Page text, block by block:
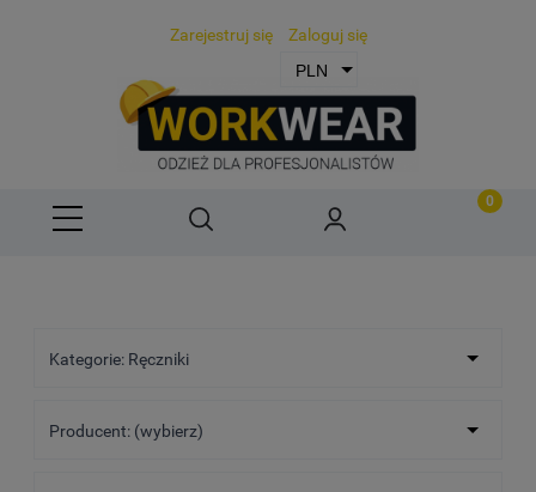
Zarejestruj się Zaloguj się
Kategorie: Ręczniki
Producent: (wybierz)